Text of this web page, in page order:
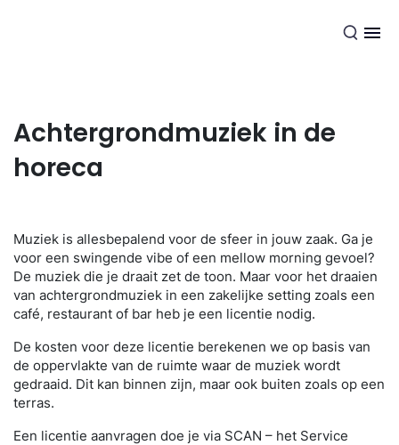
Achtergrondmuziek in de
horeca
Muziek is allesbepalend voor de sfeer in jouw zaak. Ga je
voor een swingende vibe of een mellow morning gevoel?
De muziek die je draait zet de toon. Maar voor het draaien
van achtergrondmuziek in een zakelijke setting zoals een
café, restaurant of bar heb je een licentie nodig.
De kosten voor deze licentie berekenen we op basis van
de oppervlakte van de ruimte waar de muziek wordt
gedraaid. Dit kan binnen zijn, maar ook buiten zoals op een
terras.
Een licentie aanvragen doe je via SCAN – het Service